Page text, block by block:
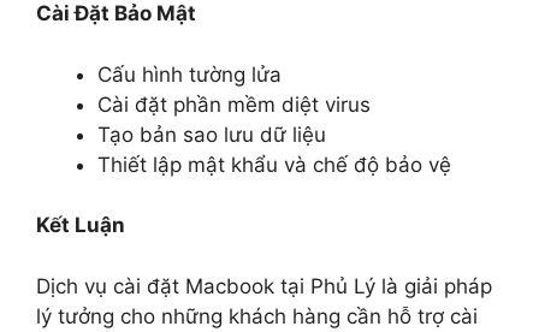
Cài Đặt Bảo Mật
Cấu hình tường lửa
Cài đặt phần mềm diệt virus
Tạo bản sao lưu dữ liệu
Thiết lập mật khẩu và chế độ bảo vệ
Kết Luận
Dịch vụ cài đặt Macbook tại Phủ Lý là giải pháp
lý tưởng cho những khách hàng cần hỗ trợ cài